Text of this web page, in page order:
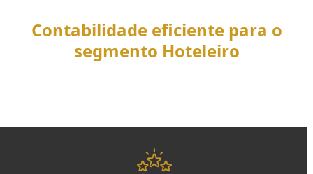
Contabilidade eficiente para o
segmento Hoteleiro